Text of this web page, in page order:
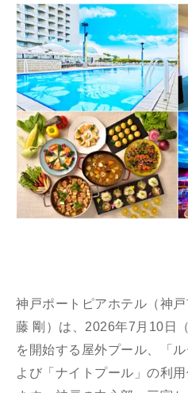
神戸ポートピアホテル（神
藤 剛）は、2026年7月10日
を開始する屋外プール、「
よび「ナイトプール」の利